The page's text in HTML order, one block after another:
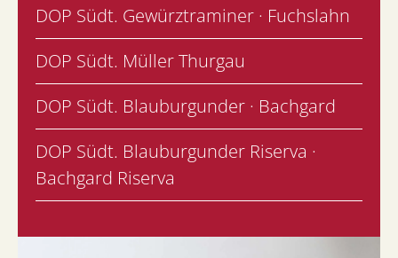
DOP Südt. Gewürztraminer · Fuchslahn
DOP Südt. Müller Thurgau
DOP Südt. Blauburgunder · Bachgard
DOP Südt. Blauburgunder Riserva ·
Bachgard Riserva